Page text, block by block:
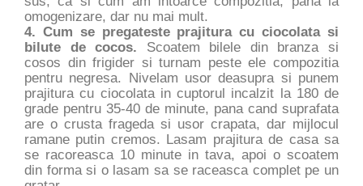
omogenizare, dar nu mai mult.
4. Cum se pregateste prajitura cu ciocolata si
bilute de cocos. Scoatem bilele din branza si
cosos din frigider si turnam peste ele compozitia
pentru negresa. Nivelam usor deasupra si punem
prajitura cu ciocolata in cuptorul incalzit la 180 de
grade pentru 35-40 de minute, pana cand suprafata
are o crusta frageda si usor crapata, dar mijlocul
ramane putin cremos. Lasam prajitura de casa sa
se racoreasca 10 minute in tava, apoi o scoatem
din forma si o lasam sa se raceasca complet pe un